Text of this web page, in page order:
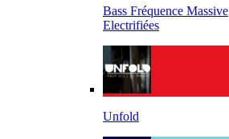
Bass Fréquence Massive
Electrifiées
Unfold